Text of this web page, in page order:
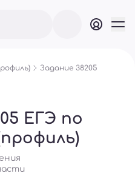
Задание 38205
ЕГЭ по